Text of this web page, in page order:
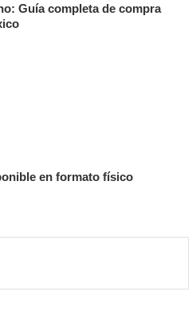
Guía completa de compra
en formato físico